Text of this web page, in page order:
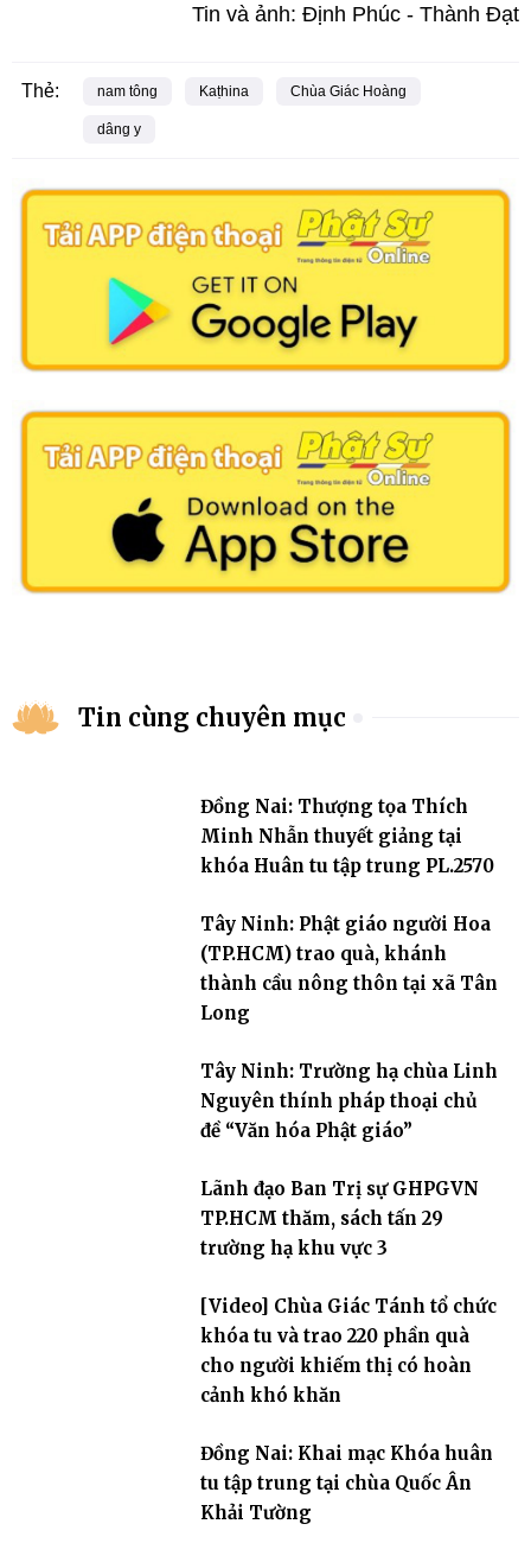
Tin và ảnh: Định Phúc - Thành Đạt
Thẻ: nam tông Kaṭhina Chùa Giác Hoàng
dâng y
Tin cùng chuyên mục
Đồng Nai: Thượng tọa Thích
Minh Nhẫn thuyết giảng tại
khóa Huân tu tập trung PL.2570
Tây Ninh: Phật giáo người Hoa
(TP.HCM) trao quà, khánh
thành cầu nông thôn tại xã Tân
Long
Tây Ninh: Trường hạ chùa Linh
Nguyên thính pháp thoại chủ
đề “Văn hóa Phật giáo”
Lãnh đạo Ban Trị sự GHPGVN
TP.HCM thăm, sách tấn 29
trường hạ khu vực 3
[Video] Chùa Giác Tánh tổ chức
khóa tu và trao 220 phần quà
cho người khiếm thị có hoàn
cảnh khó khăn
Đồng Nai: Khai mạc Khóa huân
tu tập trung tại chùa Quốc Ân
Khải Tường